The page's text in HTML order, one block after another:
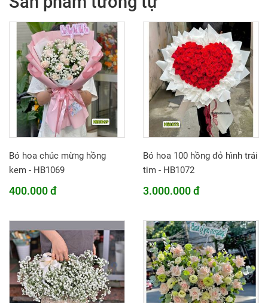
Bó hoa chúc mừng hồng
kem - HB1069
400.000 đ
Bó hoa 100 hồng đỏ hình trái
tim - HB1072
3.000.000 đ